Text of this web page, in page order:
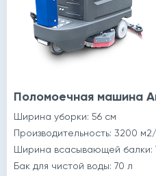
Поломоечная машина
Ширина уборки: 56 см
Производительность: 3200
Ширина всасывающей балки:
Бак для чистой воды: 70 л